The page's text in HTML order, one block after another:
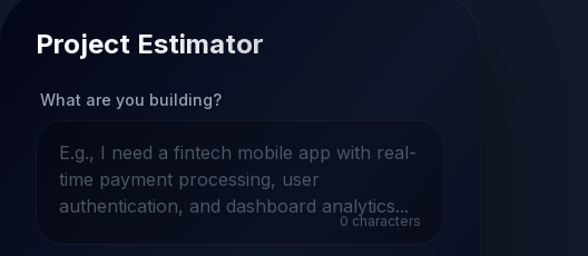
Project Estimator
What are you building?
0 characters